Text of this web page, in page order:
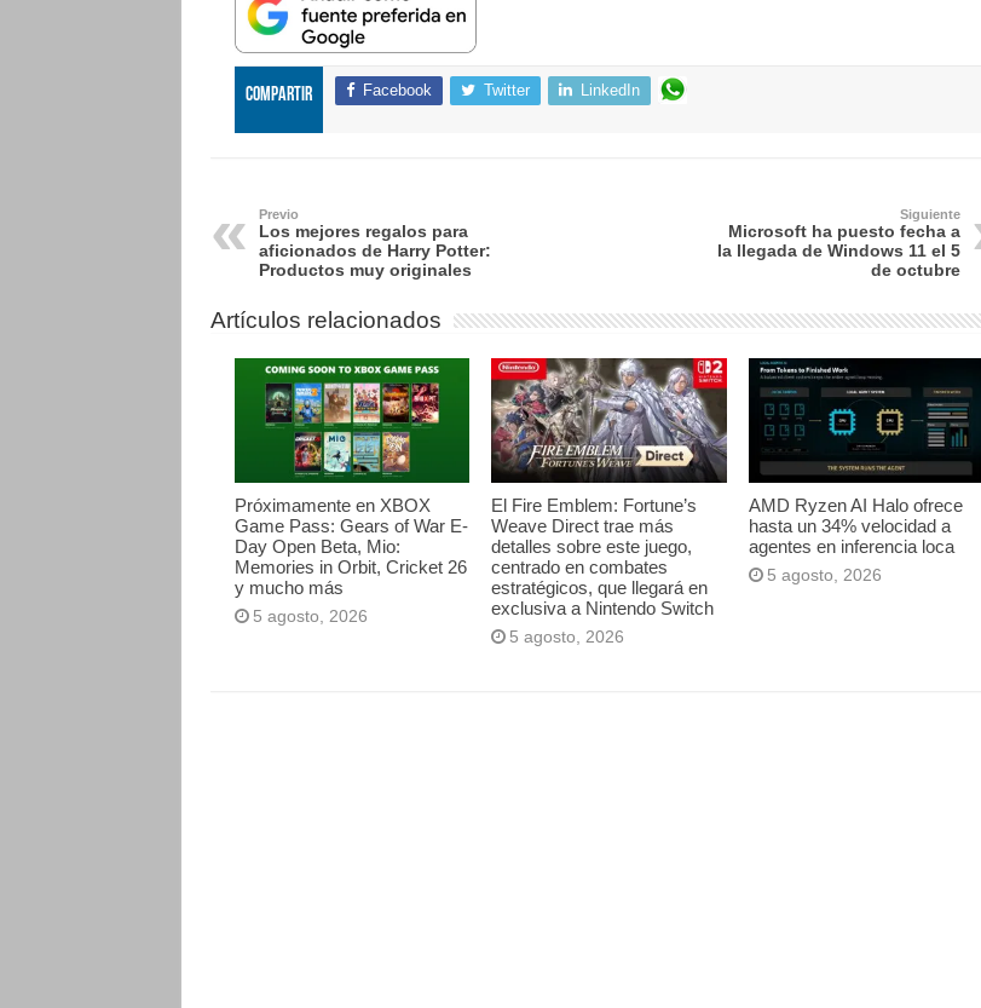
Compartir Facebook Twitter LinkedIn
Previo
Los mejores regalos para
aficionados de Harry Potter:
Productos muy originales
Siguiente
Microsoft ha puesto fecha a
la llegada de Windows 11 el 5
de octubre
Artículos relacionados
Próximamente en XBOX
Game Pass: Gears of War E-
Day Open Beta, Mio:
Memories in Orbit, Cricket 26
y mucho más
5 agosto, 2026
El Fire Emblem: Fortune’s
Weave Direct trae más
detalles sobre este juego,
centrado en combates
estratégicos, que llegará en
exclusiva a Nintendo Switch
5 agosto, 2026
AMD Ryzen AI Halo ofrece
hasta un 34% velocidad a
agentes en inferencia loca
5 agosto, 2026